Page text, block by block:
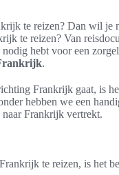
te reizen? Dan wil
te reizen? Van
hebt voor een
.
Frankrijk gaat, is
hebben we een
Frankrijk vertrekt.
te reizen, is het